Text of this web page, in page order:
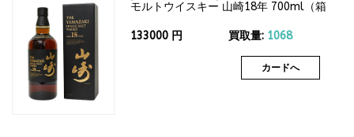
モルトウイスキー 山崎18年 700ml（箱
133000 円 買取量: 1068
カードへ